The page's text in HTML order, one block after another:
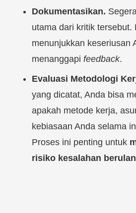
Dokumentasikan.
utama dari kritik tersebut.
menunjukkan keseriusan
menanggapi feedback.
Evaluasi Metodologi
yang dicatat, Anda bisa
apakah metode kerja,
kebiasaan Anda selama
Proses ini penting untuk
risiko kesalahan